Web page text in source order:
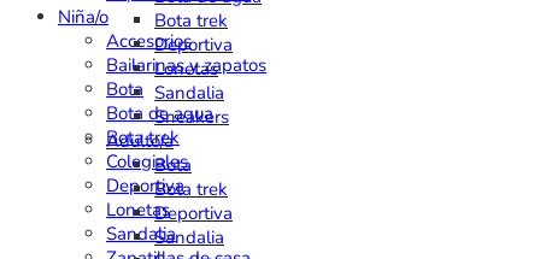
Niña/o
Accesorios
Bailarinas y zapatos
Bota
Bota de agua
Bota trek
Colegiales
Deportiva
Lonetas
Sandalia
Bota trek
Deportiva
Lonetas
Sandalia
Sneakers
Adulto/a
Bota
Bota trek
Deportiva
Sandalia